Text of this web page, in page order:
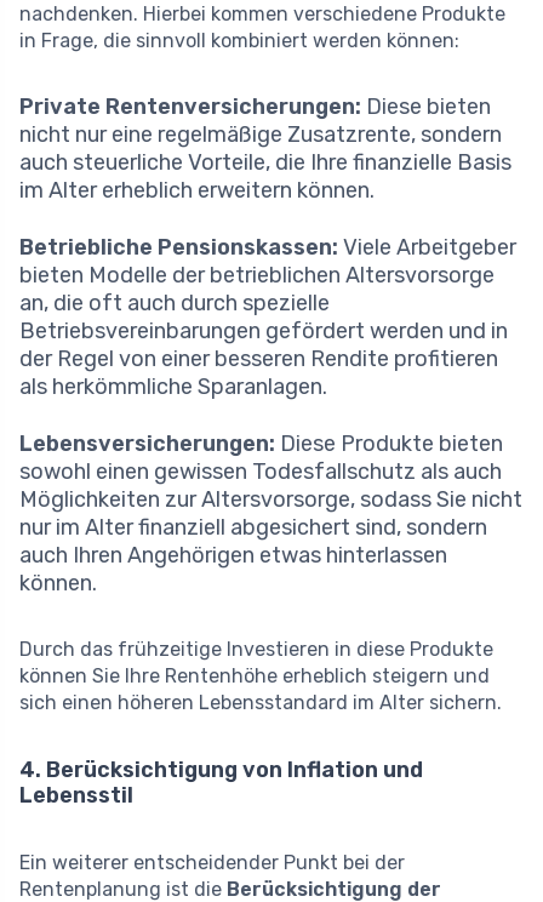
nachdenken. Hierbei kommen verschiedene Produkte
in Frage, die sinnvoll kombiniert werden können:
Private Rentenversicherungen: Diese bieten
nicht nur eine regelmäßige Zusatzrente, sondern
auch steuerliche Vorteile, die Ihre finanzielle Basis
im Alter erheblich erweitern können.
Betriebliche Pensionskassen: Viele Arbeitgeber
bieten Modelle der betrieblichen Altersvorsorge
an, die oft auch durch spezielle
Betriebsvereinbarungen gefördert werden und in
der Regel von einer besseren Rendite profitieren
als herkömmliche Sparanlagen.
Lebensversicherungen: Diese Produkte bieten
sowohl einen gewissen Todesfallschutz als auch
Möglichkeiten zur Altersvorsorge, sodass Sie nicht
nur im Alter finanziell abgesichert sind, sondern
auch Ihren Angehörigen etwas hinterlassen
können.
Durch das frühzeitige Investieren in diese Produkte
können Sie Ihre Rentenhöhe erheblich steigern und
sich einen höheren Lebensstandard im Alter sichern.
4. Berücksichtigung von Inflation und
Lebensstil
Ein weiterer entscheidender Punkt bei der
Rentenplanung ist die Berücksichtigung der